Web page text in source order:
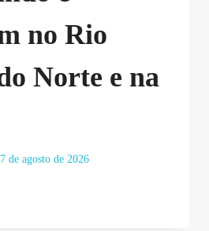
no Rio
Norte e na
7 de agosto de 2026